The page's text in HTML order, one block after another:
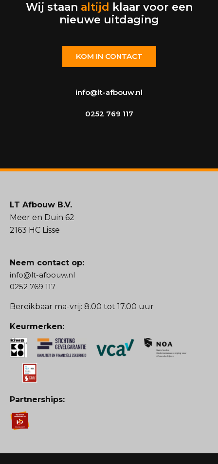
Wij staan altijd klaar voor een
nieuwe uitdaging
KOM IN CONTACT
info@lt-afbouw.nl
0252 769 117
LT Afbouw B.V.
Meer en Duin 62
2163 HC Lisse
Neem contact op:
info@lt-afbouw.nl
0252 769 117
Bereikbaar ma-vrij: 8.00 tot 17.00 uur
Keurmerken:
Partnerships: